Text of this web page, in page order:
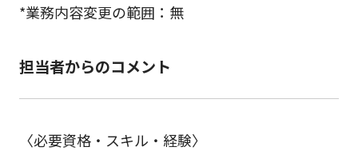
*業務内容変更の範囲：無
担当者からのコメント
〈必要資格・スキル・経験〉